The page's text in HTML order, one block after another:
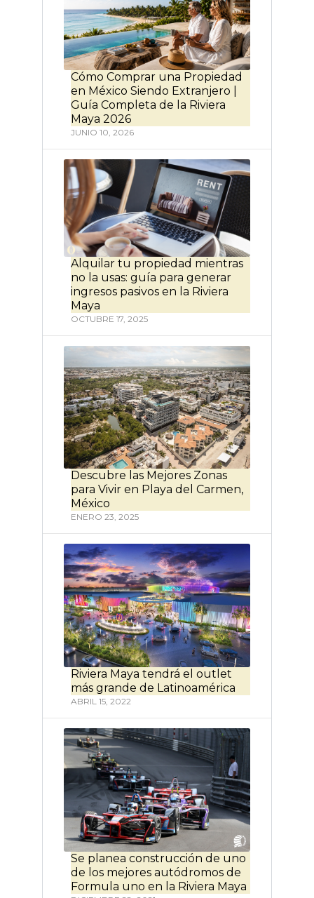
Cómo Comprar una Propiedad
en México Siendo Extranjero |
Guía Completa de la Riviera
Maya 2026
JUNIO 10, 2026
Alquilar tu propiedad mientras
no la usas: guía para generar
ingresos pasivos en la Riviera
Maya
OCTUBRE 17, 2025
Descubre las Mejores Zonas
para Vivir en Playa del Carmen,
México
ENERO 23, 2025
Riviera Maya tendrá el outlet
más grande de Latinoamérica
ABRIL 15, 2022
Se planea construcción de uno
de los mejores autódromos de
Formula uno en la Riviera Maya